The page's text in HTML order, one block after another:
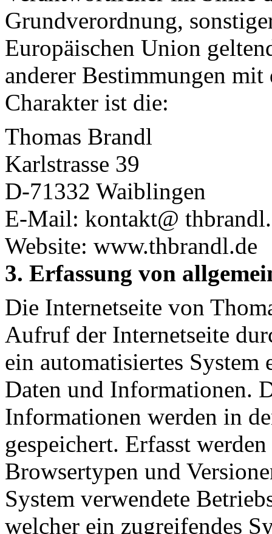
Grundverordnung,
Europäischen Union
anderer Bestimmungen
Charakter ist die:
Thomas Brandl
Karlstrasse 39
D-71332 Waiblingen
E-Mail: kontakt@
Website: www.thbrandl.de
3. Erfassung von
Die Internetseite von
Aufruf der Internetseite
ein automatisiertes
Daten und Informationen.
Informationen werden in
gespeichert. Erfasst
Browsertypen und
System verwendete
welcher ein zugreifendes